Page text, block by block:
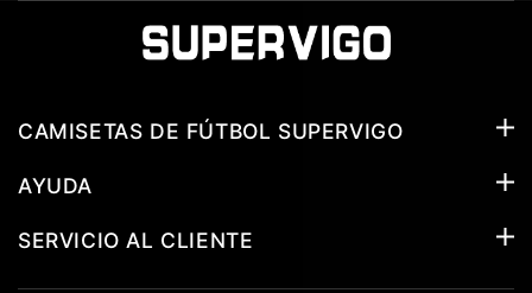
CAMISETAS DE FÚTBOL SUPERVIGO
AYUDA
SERVICIO AL CLIENTE